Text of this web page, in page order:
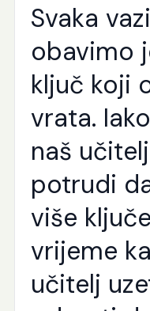
Svaka
obavimo
ključ koji
vrata.
naš
potrudi
više
vrijeme
učitelj